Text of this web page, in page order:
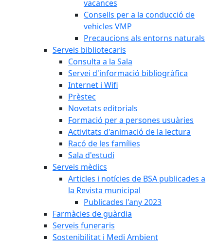
vacances
Consells per a la conducció de
vehicles VMP
Precaucions als entorns naturals
Serveis bibliotecaris
Consulta a la Sala
Servei d'informació bibliogràfica
Internet i Wifi
Prèstec
Novetats editorials
Formació per a persones usuàries
Activitats d'animació de la lectura
Racó de les famílies
Sala d'estudi
Serveis mèdics
Articles i notícies de BSA publicades a
la Revista municipal
Publicades l'any 2023
Farmàcies de guàrdia
Serveis funeraris
Sostenibilitat i Medi Ambient